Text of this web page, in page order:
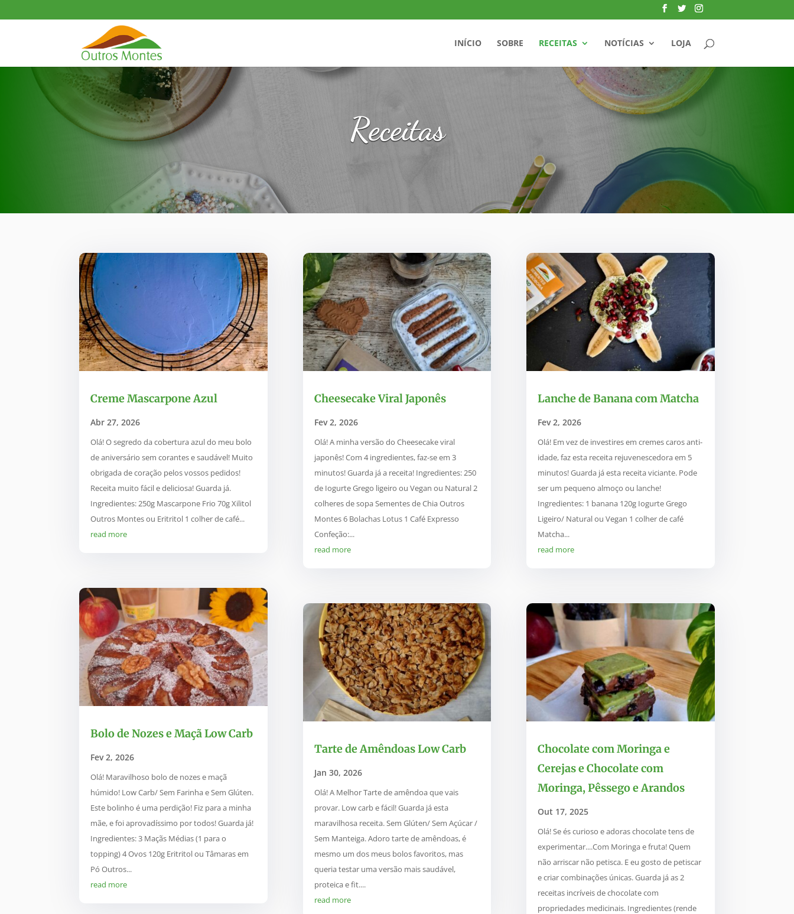
INÍCIO SOBRE RECEITAS NOTÍCIAS LOJA
Receitas
Creme Mascarpone Azul
Abr 27, 2026
Olá! O segredo da cobertura azul do meu bolo
de aniversário sem corantes e saudável! Muito
obrigada de coração pelos vossos pedidos!
Receita muito fácil e deliciosa! Guarda já.
Ingredientes: 250g Mascarpone Frio 70g Xilitol
Outros Montes ou Eritritol 1 colher de café...
read more
Bolo de Nozes e Maçã Low Carb
Fev 2, 2026
Olá! Maravilhoso bolo de nozes e maçã
húmido! Low Carb/ Sem Farinha e Sem Glúten.
Este bolinho é uma perdição! Fiz para a minha
mãe, e foi aprovadíssimo por todos! Guarda já!
Ingredientes: 3 Maçãs Médias (1 para o
topping) 4 Ovos 120g Eritritol ou Tâmaras em
Pó Outros...
read more
Cheesecake Viral Japonês
Fev 2, 2026
Olá! A minha versão do Cheesecake viral
japonês! Com 4 ingredientes, faz-se em 3
minutos! Guarda já a receita! Ingredientes: 250
de Iogurte Grego ligeiro ou Vegan ou Natural 2
colheres de sopa Sementes de Chia Outros
Montes 6 Bolachas Lotus 1 Café Expresso
Confeção:...
read more
Tarte de Amêndoas Low Carb
Jan 30, 2026
Olá! A Melhor Tarte de amêndoa que vais
provar. Low carb e fácil! Guarda já esta
maravilhosa receita. Sem Glúten/ Sem Açúcar /
Sem Manteiga. Adoro tarte de amêndoas, é
mesmo um dos meus bolos favoritos, mas
queria testar uma versão mais saudável,
proteica e fit....
read more
Lanche de Banana com Matcha
Fev 2, 2026
Olá! Em vez de investires em cremes caros anti-
idade, faz esta receita rejuvenescedora em 5
minutos! Guarda já esta receita viciante. Pode
ser um pequeno almoço ou lanche!
Ingredientes: 1 banana 120g Iogurte Grego
Ligeiro/ Natural ou Vegan 1 colher de café
Matcha...
read more
Chocolate com Moringa e
Cerejas e Chocolate com
Moringa, Pêssego e Arandos
Out 17, 2025
Olá! Se és curioso e adoras chocolate tens de
experimentar....Com Moringa e fruta! Quem
não arriscar não petisca. E eu gosto de petiscar
e criar combinações únicas. Guarda já as 2
receitas incríveis de chocolate com
propriedades medicinais. Ingredientes (rende